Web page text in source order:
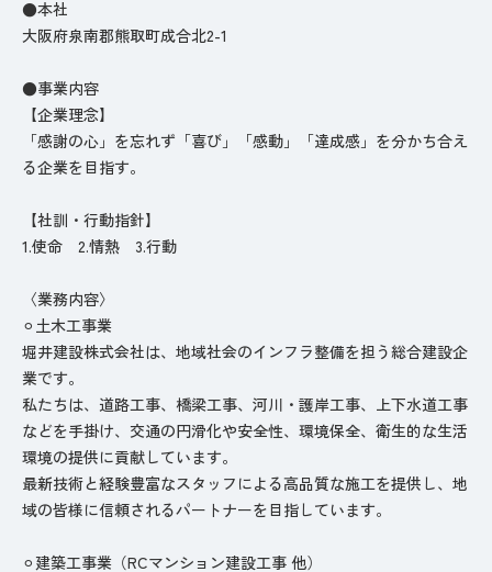
●本社
大阪府泉南郡熊取町成合北2-1
●事業内容
【企業理念】
「感謝の心」を忘れず「喜び」「感動」「達成感」を分かち合え
る企業を目指す。
【社訓・行動指針】
1.使命 2.情熱 3.行動
〈業務内容〉
⚪︎土木工事業
堀井建設株式会社は、地域社会のインフラ整備を担う総合建設企
業です。
私たちは、道路工事、橋梁工事、河川・護岸工事、上下水道工事
などを手掛け、交通の円滑化や安全性、環境保全、衛生的な生活
環境の提供に貢献しています。
最新技術と経験豊富なスタッフによる高品質な施工を提供し、地
域の皆様に信頼されるパートナーを目指しています。
⚪︎建築工事業（RCマンション建設工事 他）